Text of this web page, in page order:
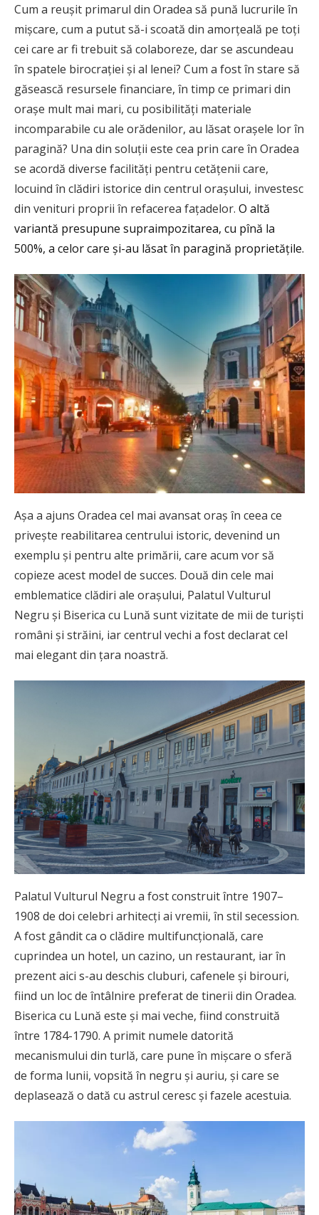
Cum a reușit primarul din Oradea să pună lucrurile în
mișcare, cum a putut să-i scoată din amorțeală pe toți
cei care ar fi trebuit să colaboreze, dar se ascundeau
în spatele birocrației și al lenei? Cum a fost în stare să
găsească resursele financiare, în timp ce primari din
orașe mult mai mari, cu posibilități materiale
incomparabile cu ale orădenilor, au lăsat orașele lor în
paragină? Una din soluții este cea prin care în Oradea
se acordă diverse facilităţi pentru cetăţenii care,
locuind în clădiri istorice din centrul oraşului, investesc
din venituri proprii în refacerea faţadelor. O altă
variantă presupune supraimpozitarea, cu pînă la
500%, a celor care și-au lăsat în paragină proprietățile.
Așa a ajuns Oradea cel mai avansat oraş în ceea ce
priveşte reabilitarea centrului istoric, devenind un
exemplu și pentru alte primării, care acum vor să
copieze acest model de succes. Două din cele mai
emblematice clădiri ale orașului, Palatul Vulturul
Negru și Biserica cu Lună sunt vizitate de mii de turiști
români și străini, iar centrul vechi a fost declarat cel
mai elegant din țara noastră.
Palatul Vulturul Negru a fost construit între 1907–
1908 de doi celebri arhitecți ai vremii, în stil secession.
A fost gândit ca o clădire multifuncțională, care
cuprindea un hotel, un cazino, un restaurant, iar în
prezent aici s-au deschis cluburi, cafenele și birouri,
fiind un loc de întâlnire preferat de tinerii din Oradea.
Biserica cu Lună este și mai veche, fiind construită
între 1784-1790. A primit numele datorită
mecanismului din turlă, care pune în mișcare o sferă
de forma lunii, vopsită în negru și auriu, și care se
deplasează o dată cu astrul ceresc și fazele acestuia.